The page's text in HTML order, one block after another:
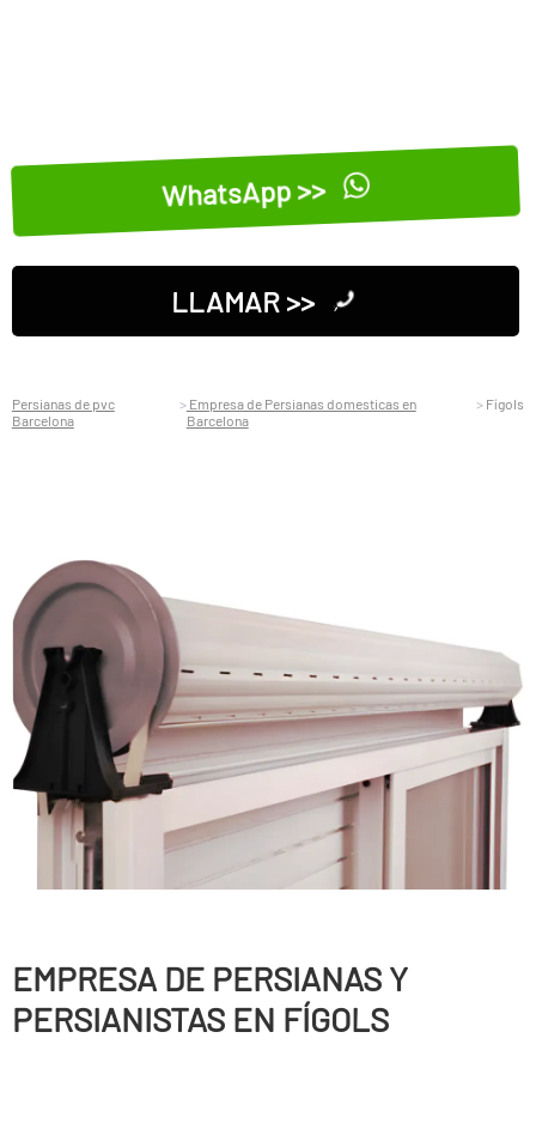
WhatsApp >>
LLAMAR >>
Persianas de pvc
Barcelona
Empresa de Persianas domesticas en
Barcelona
Fígols
EMPRESA DE PERSIANAS Y
PERSIANISTAS EN FÍGOLS